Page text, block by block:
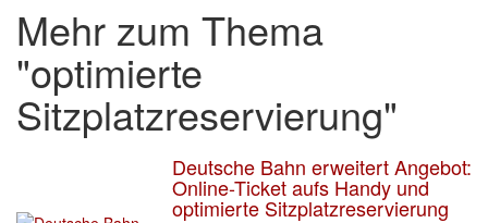
Mehr zum Thema
"optimierte
Sitzplatzreservierung"
Deutsche Bahn erweitert Angebot:
Online-Ticket aufs Handy und
optimierte Sitzplatzreservierung